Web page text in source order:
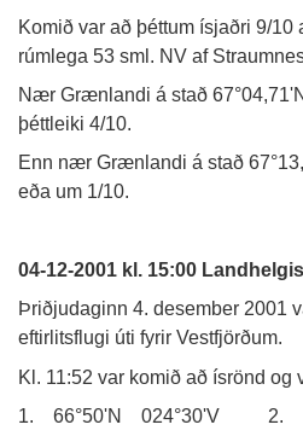
Komið var að þéttum ísjaðri 9/10
rúmlega 53 sml. NV af
Nær Grænlandi á stað
þéttleiki 4/10.
Enn nær Grænlandi á stað
eða um 1/10.
04-12-2001 kl. 15:00
Þriðjudaginn 4. desember 2001
eftirlitsflugi úti fyrir Vestfjörðum.
Kl. 11:52 var komið að ísrönd og
1. 66°50'N 024°30'V 2.